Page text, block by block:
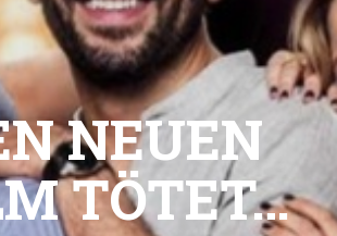
NEUEN
TÖTET…